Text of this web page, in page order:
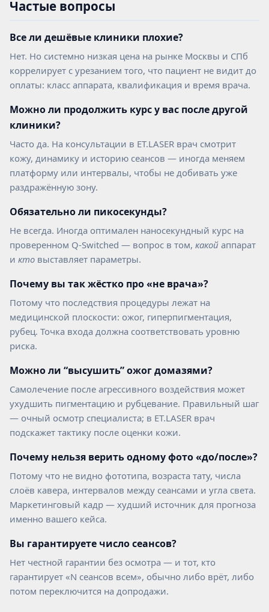
Частые вопросы
Все ли дешёвые клиники плохие?
Нет. Но системно низкая цена на рынке Москвы и СПб
коррелирует с урезанием того, что пациент не видит до
оплаты: класс аппарата, квалификация и время врача.
Можно ли продолжить курс у вас после другой
клиники?
Часто да. На консультации в ET.LASER врач смотрит
кожу, динамику и историю сеансов — иногда меняем
платформу или интервалы, чтобы не добивать уже
раздражённую зону.
Обязательно ли пикосекунды?
Не всегда. Иногда оптимален наносекундный курс на
проверенном Q-Switched — вопрос в том, какой аппарат
и кто выставляет параметры.
Почему вы так жёстко про «не врача»?
Потому что последствия процедуры лежат на
медицинской плоскости: ожог, гиперпигментация,
рубец. Точка входа должна соответствовать уровню
риска.
Можно ли “высушить” ожог домазями?
Самолечение после агрессивного воздействия может
ухудшить пигментацию и рубцевание. Правильный шаг
— очный осмотр специалиста; в ET.LASER врач
подскажет тактику после оценки кожи.
Почему нельзя верить одному фото «до/после»?
Потому что не видно фототипа, возраста тату, числа
слоёв кавера, интервалов между сеансами и угла света.
Маркетинговый кадр — худший источник для прогноза
именно вашего кейса.
Вы гарантируете число сеансов?
Нет честной гарантии без осмотра — и тот, кто
гарантирует «N сеансов всем», обычно либо врёт, либо
потом переключится на допродажи.
РАБОТАЕМ С 2016, САМЫЕ ИЗВЕСТНЫЕ В
ГНЁМ, ЛУЧШИЕ ЛАЗЕРЫ НА РЫНКЕ, 5 МИНУТ
*Основатель клиники
удаления тату ET.LASER
ПОСМОТРИТЕ КАК ЛЮДИ
УДАЛЯЮТ ТАТУ И ТАТУАЖ В
УДАЛЯЕМ ЛЮБЫЕ ТАТУ И ТАТУАЖ: ИСПОЛЬЗУЕМ
CO₂ DEKA SMARTXIDE²
+7
Выберите город
СКАЧАТЬ КЕЙСЫ ДО-ПОСЛЕ
СКАЧАТЬ КЕЙСЫ ДО-ПОСЛЕ